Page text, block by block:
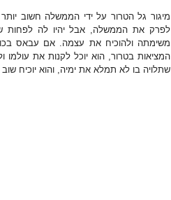
מיגור גל הטרור על ידי הממשלה חשוב
לפרק את הממשלה, אבל יהיו לה לפחות
משימתה ולהוכיח את עצמה. אם עבאס
המציאות בטרור, הוא יוכל לקנות את
שתלויה בו לא תמלא את ימיה, והוא יוכיח